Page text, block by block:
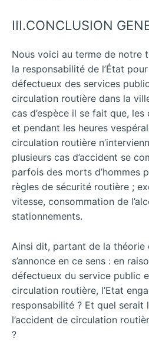
III.CONCLUSION
Nous voici au terme de notre
la responsabilité de l’État
défectueux des services
circulation routière dans la
cas d’espèce il se fait que,
et pendant les heures
circulation routière
plusieurs cas d’accident se
parfois des morts d’hommes
règles de sécurité routière ;
vitesse, consommation de
stationnements.
Ainsi dit, partant de la théorie
s’annonce en ce sens : en
défectueux du service public
circulation routière, l’Etat
responsabilité ? Et quel
l’accident de circulation
?